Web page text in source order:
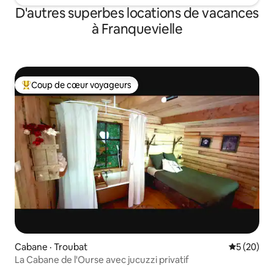
D'autres superbes locations de vacances
à Franquevielle
Coup de cœur voyageurs parmi les plus aimés
Coup de cœur voyageurs
Cabane · Troubat Note
5 (20)
La Cabane de l'Ourse avec jucuzzi privatif